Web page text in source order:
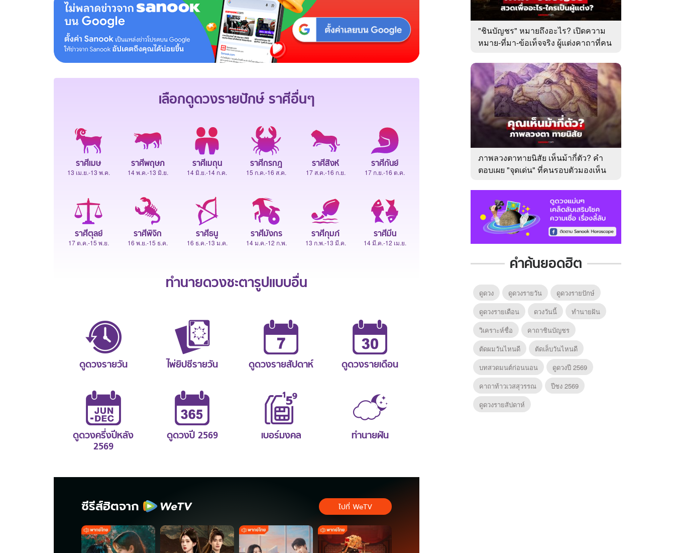
เลือกดูดวงรายปักษ์ราศีอื่นๆ
ราศีเมษ
13 เม.ย.-13 พ.ค.
ราศีพฤษภ
14 พ.ค.-13 มิ.ย.
ราศีเมถุน
14 มิ.ย.-14 ก.ค.
ราศีกรกฎ
15 ก.ค.-16 ส.ค.
ราศีสิงห์
17 ส.ค.-16 ก.ย.
ราศีกันย์
17 ก.ย.-16 ต.ค.
ราศีตุลย์
17 ต.ค.-15 พ.ย.
ราศีพิจิก
16 พ.ย.-15 ธ.ค.
ราศีธนู
16 ธ.ค.-13 ม.ค.
ราศีมังกร
14 ม.ค.-12 ก.พ.
ราศีกุมภ์
13 ก.พ.-13 มี.ค.
ราศีมีน
14 มี.ค.-12 เม.ย.
ทำนายดวงชะตารูปแบบอื่น
ดูดวงรายวัน ไพ่ยิปซีรายวัน ดูดวงรายสัปดาห์ ดูดวงรายเดือน
ดูดวงครึ่งปีหลัง
2569
ดูดวงปี 2569 เบอร์มงคล ทำนายฝัน
ซีรีส์ฮิตจาก ไปที่ WeTV
"ชินบัญชร" หมายถึงอะไร? เปิดความ
หมาย-ที่มา-ข้อเท็จจริง ผู้แต่งคาถาที่คน
ภาพลวงตาทายนิสัย เห็นม้ากี่ตัว? คำ
ตอบเผย "จุดเด่น" ที่คนรอบตัวมองเห็น
คำค้นยอดฮิต
ดูดวง ดูดวงรายวัน
ดูดวงรายปักษ์
ดูดวงรายเดือน
ดวงวันนี้
ทํานายฝัน
วิเคราะห์ชื่อ
คาถาชินบัญชร
ตัดผมวันไหนดี
ตัดเล็บวันไหนดี
บทสวดมนต์ก่อนนอน
ดูดวงปี 2569
คาถาท้าวเวสสุวรรณ
ปีชง 2569
ดูดวงรายสัปดาห์